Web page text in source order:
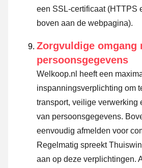
een SSL-certificaat (HTTPS
boven aan de webpagina).
Zorgvuldige omgang
persoonsgegevens
Welkoop.nl heeft een
inspanningsverplichting om
transport, veilige verwerking
van persoonsgegevens.
eenvoudig afmelden voor
Regelmatig spreekt
aan op deze verplichtingen.